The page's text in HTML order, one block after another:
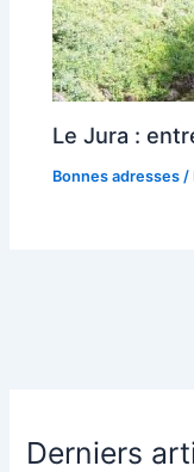
Le Jura :
Bonnes adresses /
Derniers